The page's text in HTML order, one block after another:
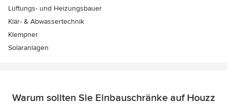
Lüftungs- und Heizungsbauer
Klär- & Abwassertechnik
Klempner
Solaranlagen
Warum sollten Sie Einbauschränke auf Houzz